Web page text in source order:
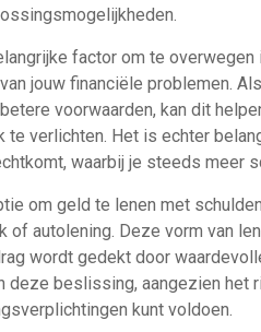
factor om te
jouw financiële problemen.
voorwaarden, kan dit
te verlichten. Het is echter
waarbij je steeds meer
om geld te lenen met
of autolening. Deze vorm van
wordt gedekt door
deze beslissing, aangezien
kunt voldoen.